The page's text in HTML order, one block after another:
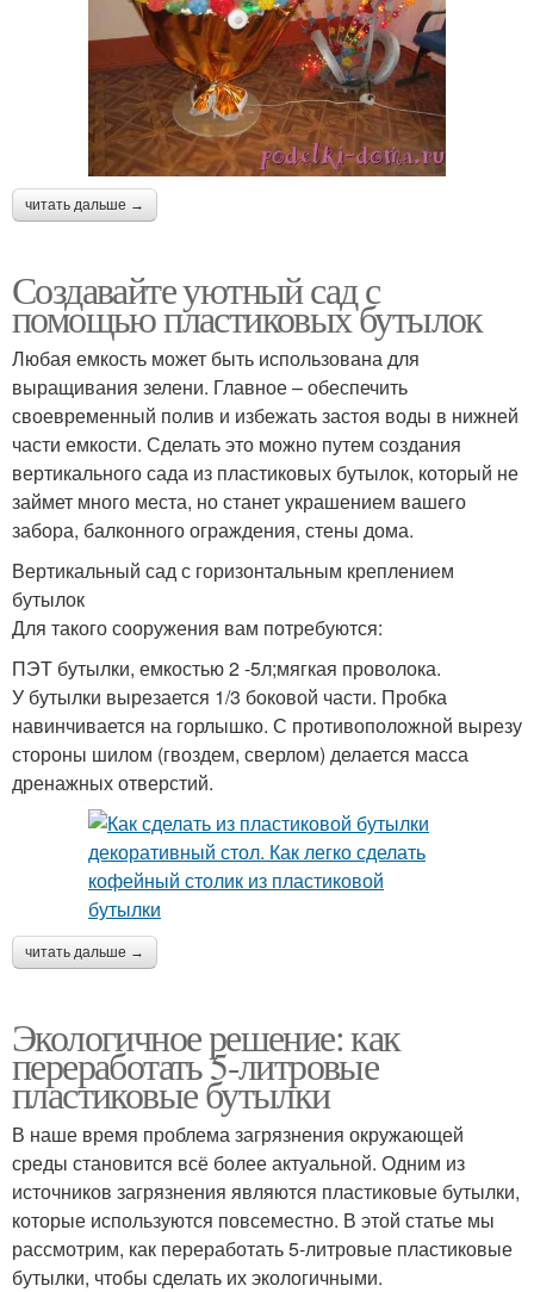
читать дальше →
Создавайте уютный сад с
помощью пластиковых бутылок
Любая емкость может быть использована для
выращивания зелени. Главное – обеспечить
своевременный полив и избежать застоя воды в нижней
части емкости. Сделать это можно путем создания
вертикального сада из пластиковых бутылок, который не
займет много места, но станет украшением вашего
забора, балконного ограждения, стены дома.
Вертикальный сад с горизонтальным креплением
бутылок
Для такого сооружения вам потребуются:
ПЭТ бутылки, емкостью 2 -5л;мягкая проволока.
У бутылки вырезается 1/3 боковой части. Пробка
навинчивается на горлышко. С противоположной вырезу
стороны шилом (гвоздем, сверлом) делается масса
дренажных отверстий.
читать дальше →
Экологичное решение: как
переработать 5-литровые
пластиковые бутылки
В наше время проблема загрязнения окружающей
среды становится всё более актуальной. Одним из
источников загрязнения являются пластиковые бутылки,
которые используются повсеместно. В этой статье мы
рассмотрим, как переработать 5-литровые пластиковые
бутылки, чтобы сделать их экологичными.